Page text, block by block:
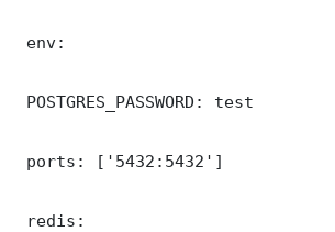
env:
POSTGRES_PASSWORD: test
ports: ['5432:5432']
redis: